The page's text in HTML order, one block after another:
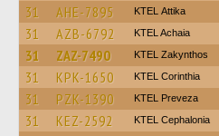
31 AHE-7895 KΤΕL Αttika
31 AZB-6792 KTEL Achaia
31 ZAZ-7490 KTEL Zakynthos
31 KPK-1650 KTEL Corinthia
31 PZK-1390 KTEL Preveza
31 KEZ-2592 KTEL Cephalonia